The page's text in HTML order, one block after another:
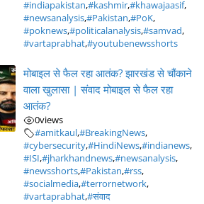
#indiapakistan,#kashmir,#khawajaasif,
#newsanalysis,#Pakistan,#PoK,
#poknews,#politicalanalysis,#samvad,
#vartaprabhat,#youtubenewsshorts
मोबाइल से फैल रहा आतंक? झारखंड से चौंकाने
वाला खुलासा | संवाद मोबाइल से फैल रहा
आतंक?
0views
#amitkaul,#BreakingNews,
#cybersecurity,#HindiNews,#indianews,
#ISI,#jharkhandnews,#newsanalysis,
#newsshorts,#Pakistan,#rss,
#socialmedia,#terrornetwork,
#vartaprabhat,#संवाद